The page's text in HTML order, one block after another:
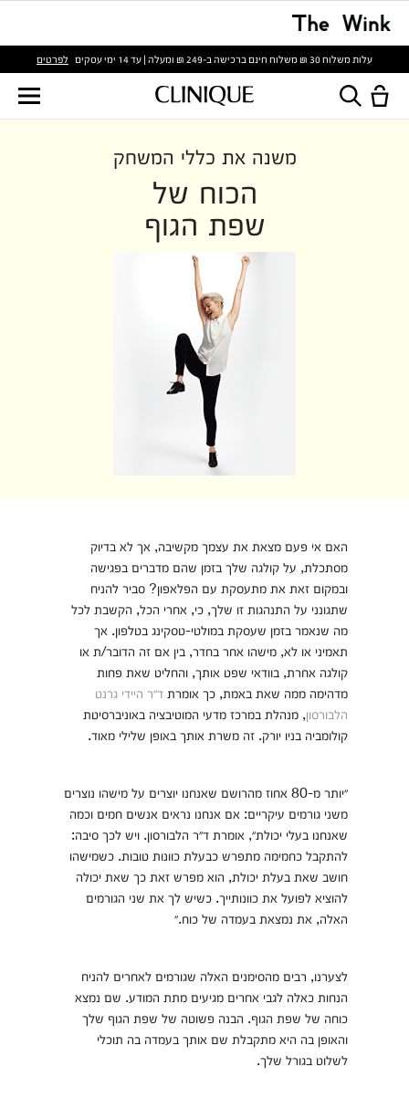
עלות משלוח 30 ₪ משלוח חינם ברכישה ב-249 ₪ ומעלה | עד 14 ימי עסקים לפרטים
משנה את כללי המשחק
הכוח של
שפת הגוף
האם אי פעם מצאת את עצמך מקשיבה, אך לא בדיוק
מסתכלת, על קולגה שלך בזמן שהם מדברים בפגישה
ובמקום זאת את מתעסקת עם הפלאפון? סביר להניח
שתגונני על התנהגות זו שלך, כי, אחרי הכל, הקשבת לכל
מה שנאמר בזמן שעסקת במולטי-טסקינג בטלפון. אך
תאמיני או לא, מישהו אחר בחדר, בין אם זה הדובר/ת או
קולגה אחרת, בוודאי שפט אותך, והחליט שאת פחות
מדהימה ממה שאת באמת, כך אומרתד״ר היידי גרנט
הלבורסון, מנהלת במרכז מדעי המוטיבציה באוניברסיטת
קולומביה בניו יורק. זה משרת אותך באופן שלילי מאוד.
״יותר מ-80 אחוז מהרושם שאנחנו יוצרים על מישהו נוצרים
משני גורמים עיקריים: אם אנחנו נראים אנשים חמים וכמה
שאנחנו בעלי יכולת״, אומרת ד״ר הלבורסון. ויש לכך סיבה:
להתקבל כחמימה מתפרש כבעלת כוונות טובות. כשמישהו
חושב שאת בעלת יכולת, הוא מפרש זאת כך שאת יכולה
להוציא לפועל את כוונותייך. כשיש לך את שני הגורמים
האלה, את נמצאת בעמדה של כוח.״
לצערנו, רבים מהסימנים האלה שגורמים לאחרים להניח
הנחות כאלה לגבי אחרים מגיעים מתת המודע. שם נמצא
כוחה של שפת הגוף. הבנה פשוטה של שפת הגוף שלך
והאופן בה היא מתקבלת שם אותך בעמדה בה תוכלי
לשלוט בגורל שלך.